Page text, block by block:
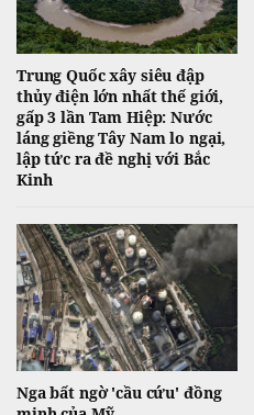
Trung Quốc xây siêu đập
thủy điện lớn nhất thế giới,
gấp 3 lần Tam Hiệp: Nước
láng giềng Tây Nam lo ngại,
lập tức ra đề nghị với Bắc
Kinh
Nga bất ngờ 'cầu cứu' đồng